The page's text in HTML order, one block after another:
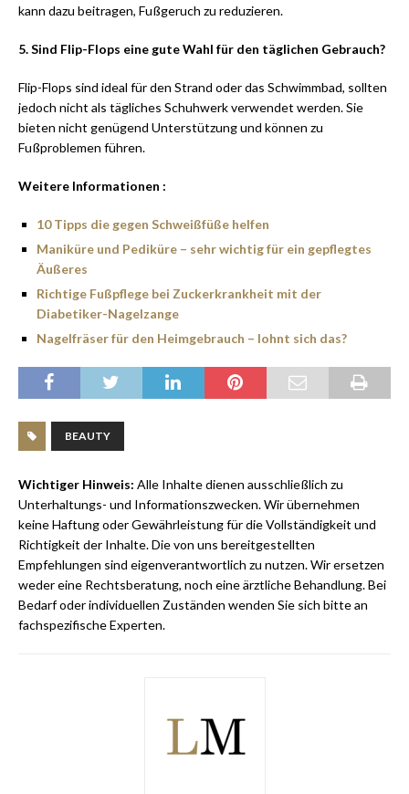
kann dazu beitragen, Fußgeruch zu reduzieren.
5. Sind Flip-Flops eine gute Wahl für den täglichen Gebrauch?
Flip-Flops sind ideal für den Strand oder das Schwimmbad, sollten
jedoch nicht als tägliches Schuhwerk verwendet werden. Sie
bieten nicht genügend Unterstützung und können zu
Fußproblemen führen.
Weitere Informationen :
10 Tipps die gegen Schweißfüße helfen
Maniküre und Pediküre – sehr wichtig für ein gepflegtes
Äußeres
Richtige Fußpflege bei Zuckerkrankheit mit der
Diabetiker-Nagelzange
Nagelfräser für den Heimgebrauch – lohnt sich das?
BEAUTY
Wichtiger Hinweis: Alle Inhalte dienen ausschließlich zu
Unterhaltungs- und Informationszwecken. Wir übernehmen
keine Haftung oder Gewährleistung für die Vollständigkeit und
Richtigkeit der Inhalte. Die von uns bereitgestellten
Empfehlungen sind eigenverantwortlich zu nutzen. Wir ersetzen
weder eine Rechtsberatung, noch eine ärztliche Behandlung. Bei
Bedarf oder individuellen Zuständen wenden Sie sich bitte an
fachspezifische Experten.